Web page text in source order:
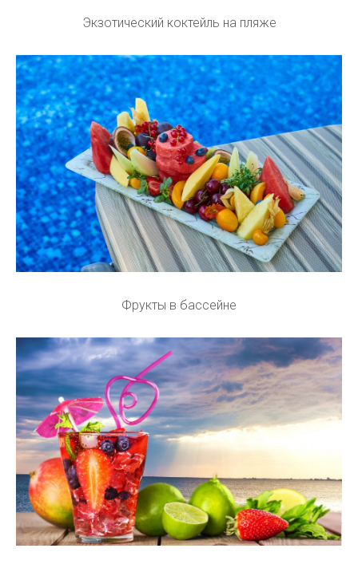
Экзотический коктейль на пляже
Фрукты в бассейне